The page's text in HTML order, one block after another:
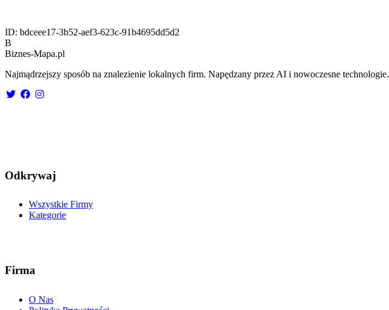
ID: bdceee17-3b52-aef3-623c-91b4695dd5d2
B
Biznes-Mapa.pl
Najmądrzejszy sposób na znalezienie lokalnych firm. Napędzany przez AI i nowoczesne technologie.
Odkrywaj
Wszystkie Firmy
Kategorie
Firma
O Nas